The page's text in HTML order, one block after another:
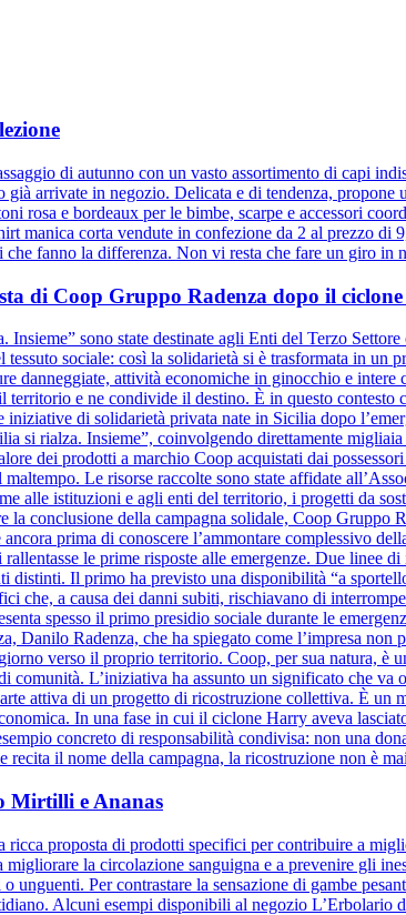
di autunno con un vasto assortimento di capi
già arrivate in negozio. Delicata e di tendenza,
rosa e bordeaux per le bimbe, scarpe e accessori
manica corta vendute in confezione da 2 al prezzo
che fanno la differenza. Non vi resta che fare un giro in
di Coop Gruppo Radenza dopo il
Insieme” sono state destinate agli Enti del Terzo
sociale: così la solidarietà si è trasformata in
danneggiate, attività economiche in ginocchio e
e ne condivide il destino. È in questo
di solidarietà privata nate in Sicilia dopo
si rialza. Insieme”, coinvolgendo direttamente
dei prodotti a marchio Coop acquistati dai
Le risorse raccolte sono state affidate
alle istituzioni e agli enti del territorio, i progetti da
conclusione della campagna solidale, Coop
prima di conoscere l’ammontare complessivo
le prime risposte alle emergenze. Due linee
distinti. Il primo ha previsto una disponibilità “a
che, a causa dei danni subiti, rischiavano di
spesso il primo presidio sociale durante le
Danilo Radenza, che ha spiegato come l’impresa
verso il proprio territorio. Coop, per sua natura, è
L’iniziativa ha assunto un significato che
attiva di un progetto di ricostruzione collettiva. È un
In una fase in cui il ciclone Harry aveva
concreto di responsabilità condivisa: non una
recita il nome della campagna, la ricostruzione non è
Mirtilli e Ananas
proposta di prodotti specifici per contribuire a
la circolazione sanguigna e a prevenire gli
unguenti. Per contrastare la sensazione di gambe
Alcuni esempi disponibili al negozio